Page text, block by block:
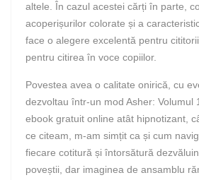
altele. În cazul acestei cărți în parte,
acoperișurilor colorate și a
face o alegere excelentă pentru
pentru citirea în voce copiilor.
Povestea avea o calitate onirică, cu
dezvoltau într-un mod Asher: Volumul
ebook gratuit online atât hipnotizant,
ce citeam, m-am simțit ca și cum
fiecare cotitură și întorsătură
poveștii, dar imaginea de ansamblu